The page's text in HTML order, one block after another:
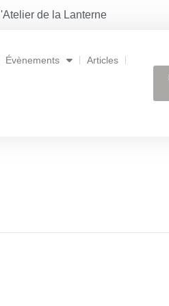
l'Atelier de la Lanterne
Évènements Articles